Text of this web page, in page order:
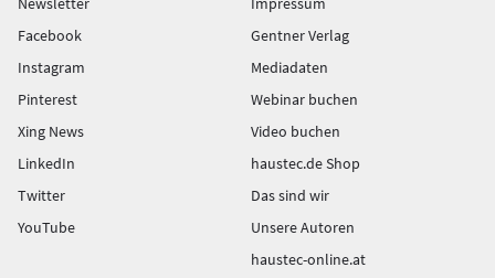
Facebook
Instagram
Pinterest
Xing News
LinkedIn
Twitter
YouTube
Gentner Verlag
Mediadaten
Webinar buchen
Video buchen
haustec.de Shop
Das sind wir
Unsere Autoren
haustec-online.at